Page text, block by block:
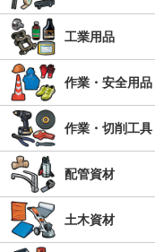
工業用品
作業・安全用品
作業・切削工具
配管資材
土木資材